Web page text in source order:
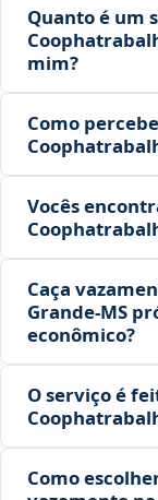
Quanto é um
mim?
Como
Vocês
Caça
Grande‑MS
econômico?
O serviço é
Como